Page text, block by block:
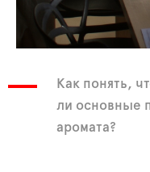
Как понять,
ли основные
аромата?